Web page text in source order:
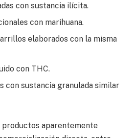
con sustancia ilícita.
con marihuana.
elaborados con la misma
con THC.
con sustancia granulada similar
productos aparentemente